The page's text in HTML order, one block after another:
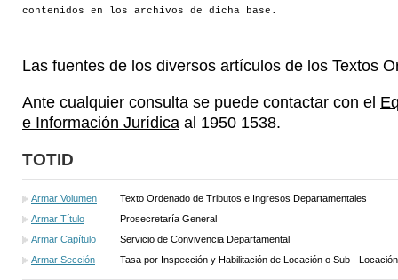
contenidos en los archivos de dicha base.
Las fuentes de los diversos artículos de los Textos
Ante cualquier consulta se puede contactar con el
e Información Jurídica al 1950 1538.
TOTID
Armar Volumen
Texto Ordenado de Tributos e Ingresos Departamentales
Armar Título
Prosecretaría General
Armar Capítulo
Servicio de Convivencia Departamental
Armar Sección
Tasa por Inspección y Habilitación de Locación o Sub -